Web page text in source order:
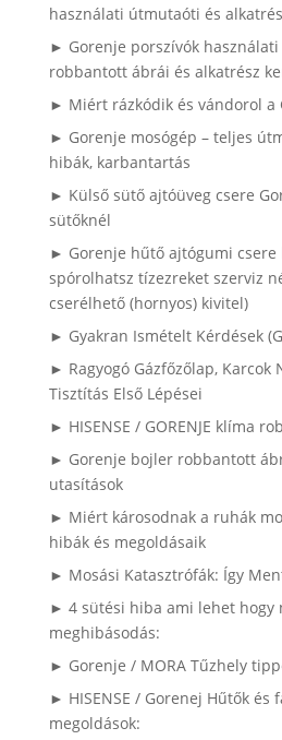
használati útmutaóti és
► Gorenje porszívók
robbantott ábrái és alkatrész
► Miért rázkódik és vándorol a
► Gorenje mosógép – teljes
hibák, karbantartás
► Külső sütő ajtóüveg csere
sütőknél
► Gorenje hűtő ajtógumi csere
spórolhatsz tízezreket szerviz
cserélhető (hornyos) kivitel)
► Gyakran Ismételt Kérdések
► Ragyogó Gázfőzőlap, Karcok
Tisztítás Első Lépései
► HISENSE / GORENJE klíma
► Gorenje bojler robbantott
utasítások
► Miért károsodnak a ruhák
hibák és megoldásaik
► Mosási Katasztrófák: Így
► 4 sütési hiba ami lehet hogy
meghibásodás:
► Gorenje / MORA Tűzhely
► HISENSE / Gorenej Hűtők és
megoldások: